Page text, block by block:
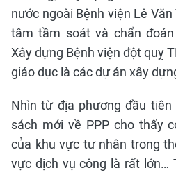
nước ngoài Bệnh viện Lê
tâm tầm soát và chẩn
Xây dựng Bệnh viện đột quỵ
giáo dục là các dự án xây
Nhìn từ địa phương đầu
sách mới về PPP cho thấy
của khu vực tư nhân trong
vực dịch vụ công là rất lớn…